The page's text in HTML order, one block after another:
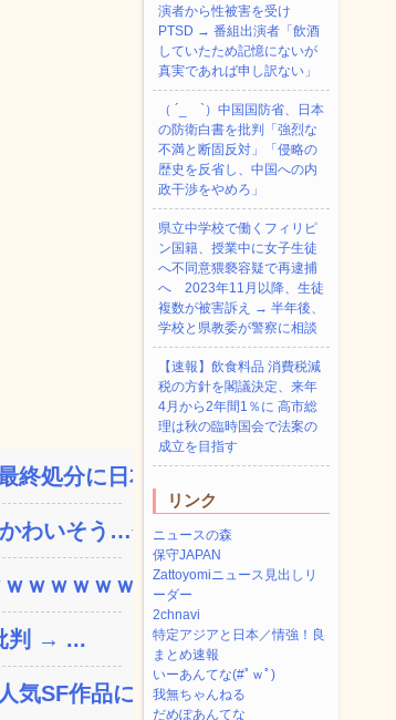
終処分に日本側...
わいそう…会...
ｗｗｗｗｗｗ...
判 → ...
気SF作品に絶...
演者から性被害を受け
PTSD → 番組出演者「飲酒
していたため記憶にないが
真実であれば申し訳ない」
（ ´_ゝ`）中国国防省、日本
の防衛白書を批判「強烈な
不満と断固反対」「侵略の
歴史を反省し、中国への内
政干渉をやめろ」
県立中学校で働くフィリピ
ン国籍、授業中に女子生徒
へ不同意猥褻容疑で再逮捕
へ 2023年11月以降、生徒
複数が被害訴え → 半年後、
学校と県教委が警察に相談
【速報】飲食料品 消費税減
税の方針を閣議決定、来年
4月から2年間1％に 高市総
理は秋の臨時国会で法案の
成立を目指す
リンク
ニュースの森
保守JAPAN
Zattoyomiニュース見出しリ
ーダー
2chnavi
特定アジアと日本／情強！良
まとめ速報
いーあんてな(#ﾟｗﾟ)
我無ちゃんねる
だめぽあんてな